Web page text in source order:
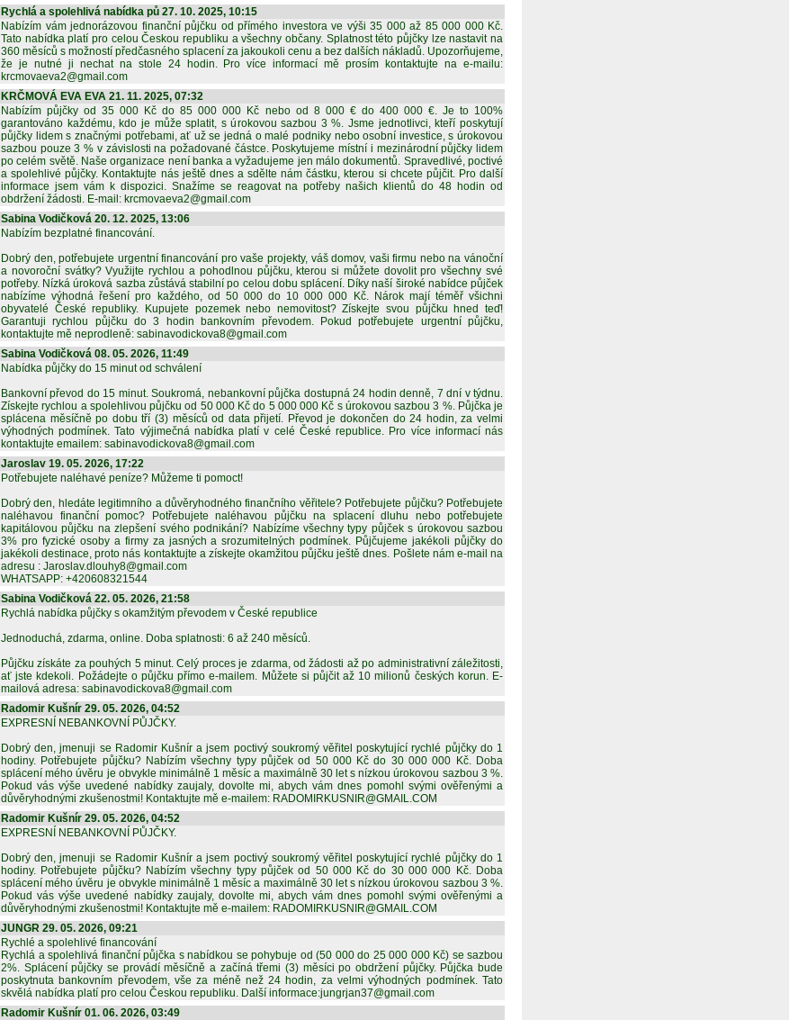
Rychlá a spolehlivá nabídka pů 27. 10. 2025, 10:15
Nabízím vám jednorázovou finanční půjčku od přímého investora ve výši 35 000 až 85 000 000 Kč.
Tato nabídka platí pro celou Českou republiku a všechny občany. Splatnost této půjčky lze nastavit na
360 měsíců s možností předčasného splacení za jakoukoli cenu a bez dalších nákladů. Upozorňujeme,
že je nutné ji nechat na stole 24 hodin. Pro více informací mě prosím kontaktujte na e-mailu:
krcmovaeva2@gmail.com
KRČMOVÁ EVA EVA 21. 11. 2025, 07:32
Nabízím půjčky od 35 000 Kč do 85 000 000 Kč nebo od 8 000 € do 400 000 €. Je to 100%
garantováno každému, kdo je může splatit, s úrokovou sazbou 3 %. Jsme jednotlivci, kteří poskytují
půjčky lidem s značnými potřebami, ať už se jedná o malé podniky nebo osobní investice, s úrokovou
sazbou pouze 3 % v závislosti na požadované částce. Poskytujeme místní i mezinárodní půjčky lidem
po celém světě. Naše organizace není banka a vyžadujeme jen málo dokumentů. Spravedlivé, poctivé
a spolehlivé půjčky. Kontaktujte nás ještě dnes a sdělte nám částku, kterou si chcete půjčit. Pro další
informace jsem vám k dispozici. Snažíme se reagovat na potřeby našich klientů do 48 hodin od
obdržení žádosti. E-mail: krcmovaeva2@gmail.com
Sabina Vodičková 20. 12. 2025, 13:06
Nabízím bezplatné financování.
Dobrý den, potřebujete urgentní financování pro vaše projekty, váš domov, vaši firmu nebo na vánoční
a novoroční svátky? Využijte rychlou a pohodlnou půjčku, kterou si můžete dovolit pro všechny své
potřeby. Nízká úroková sazba zůstává stabilní po celou dobu splácení. Díky naší široké nabídce půjček
nabízíme výhodná řešení pro každého, od 50 000 do 10 000 000 Kč. Nárok mají téměř všichni
obyvatelé České republiky. Kupujete pozemek nebo nemovitost? Získejte svou půjčku hned teď!
Garantuji rychlou půjčku do 3 hodin bankovním převodem. Pokud potřebujete urgentní půjčku,
kontaktujte mě neprodleně: sabinavodickova8@gmail.com
Sabina Vodičková 08. 05. 2026, 11:49
Nabídka půjčky do 15 minut od schválení
Bankovní převod do 15 minut. Soukromá, nebankovní půjčka dostupná 24 hodin denně, 7 dní v týdnu.
Získejte rychlou a spolehlivou půjčku od 50 000 Kč do 5 000 000 Kč s úrokovou sazbou 3 %. Půjčka je
splácena měsíčně po dobu tří (3) měsíců od data přijetí. Převod je dokončen do 24 hodin, za velmi
výhodných podmínek. Tato výjimečná nabídka platí v celé České republice. Pro více informací nás
kontaktujte emailem: sabinavodickova8@gmail.com
Jaroslav 19. 05. 2026, 17:22
Potřebujete naléhavé peníze? Můžeme ti pomoct!
Dobrý den, hledáte legitimního a důvěryhodného finančního věřitele? Potřebujete půjčku? Potřebujete
naléhavou finanční pomoc? Potřebujete naléhavou půjčku na splacení dluhu nebo potřebujete
kapitálovou půjčku na zlepšení svého podnikání? Nabízíme všechny typy půjček s úrokovou sazbou
3% pro fyzické osoby a firmy za jasných a srozumitelných podmínek. Půjčujeme jakékoli půjčky do
jakékoli destinace, proto nás kontaktujte a získejte okamžitou půjčku ještě dnes. Pošlete nám e-mail na
adresu : Jaroslav.dlouhy8@gmail.com
WHATSAPP: +420608321544
Sabina Vodičková 22. 05. 2026, 21:58
Rychlá nabídka půjčky s okamžitým převodem v České republice
Jednoduchá, zdarma, online. Doba splatnosti: 6 až 240 měsíců.
Půjčku získáte za pouhých 5 minut. Celý proces je zdarma, od žádosti až po administrativní záležitosti,
ať jste kdekoli. Požádejte o půjčku přímo e-mailem. Můžete si půjčit až 10 milionů českých korun. E-
mailová adresa: sabinavodickova8@gmail.com
Radomir Kušnír 29. 05. 2026, 04:52
EXPRESNÍ NEBANKOVNÍ PŮJČKY.
Dobrý den, jmenuji se Radomir Kušnír a jsem poctivý soukromý věřitel poskytující rychlé půjčky do 1
hodiny. Potřebujete půjčku? Nabízím všechny typy půjček od 50 000 Kč do 30 000 000 Kč. Doba
splácení mého úvěru je obvykle minimálně 1 měsíc a maximálně 30 let s nízkou úrokovou sazbou 3 %.
Pokud vás výše uvedené nabídky zaujaly, dovolte mi, abych vám dnes pomohl svými ověřenými a
důvěryhodnými zkušenostmi! Kontaktujte mě e-mailem: RADOMIRKUSNIR@GMAIL.COM
Radomir Kušnír 29. 05. 2026, 04:52
EXPRESNÍ NEBANKOVNÍ PŮJČKY.
Dobrý den, jmenuji se Radomir Kušnír a jsem poctivý soukromý věřitel poskytující rychlé půjčky do 1
hodiny. Potřebujete půjčku? Nabízím všechny typy půjček od 50 000 Kč do 30 000 000 Kč. Doba
splácení mého úvěru je obvykle minimálně 1 měsíc a maximálně 30 let s nízkou úrokovou sazbou 3 %.
Pokud vás výše uvedené nabídky zaujaly, dovolte mi, abych vám dnes pomohl svými ověřenými a
důvěryhodnými zkušenostmi! Kontaktujte mě e-mailem: RADOMIRKUSNIR@GMAIL.COM
JUNGR 29. 05. 2026, 09:21
Rychlé a spolehlivé financování
Rychlá a spolehlivá finanční půjčka s nabídkou se pohybuje od (50 000 do 25 000 000 Kč) se sazbou
2%. Splácení půjčky se provádí měsíčně a začíná třemi (3) měsíci po obdržení půjčky. Půjčka bude
poskytnuta bankovním převodem, vše za méně než 24 hodin, za velmi výhodných podmínek. Tato
skvělá nabídka platí pro celou Českou republiku. Další informace:jungrjan37@gmail.com
Radomir Kušnír 01. 06. 2026, 03:49